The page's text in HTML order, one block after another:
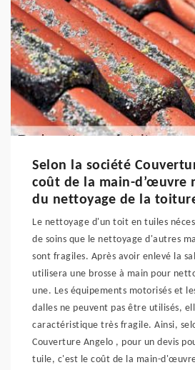
Selon la société
coût de la main-d’œuvre
du nettoyage de la
Le nettoyage d'un toit en tuiles
de soins que le nettoyage d'autres
sont fragiles. Après avoir enlevé la
utilisera une brosse à main pour
une. Les équipements motorisés et
dalles ne peuvent pas être utilisés,
caractéristique très fragile. Ainsi,
Couverture Angelo , pour un devis
tuile, c'est le coût de la main-